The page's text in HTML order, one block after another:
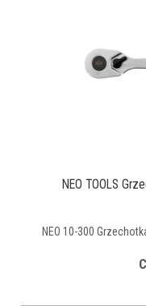
NEO TOOLS
NEO 10-300